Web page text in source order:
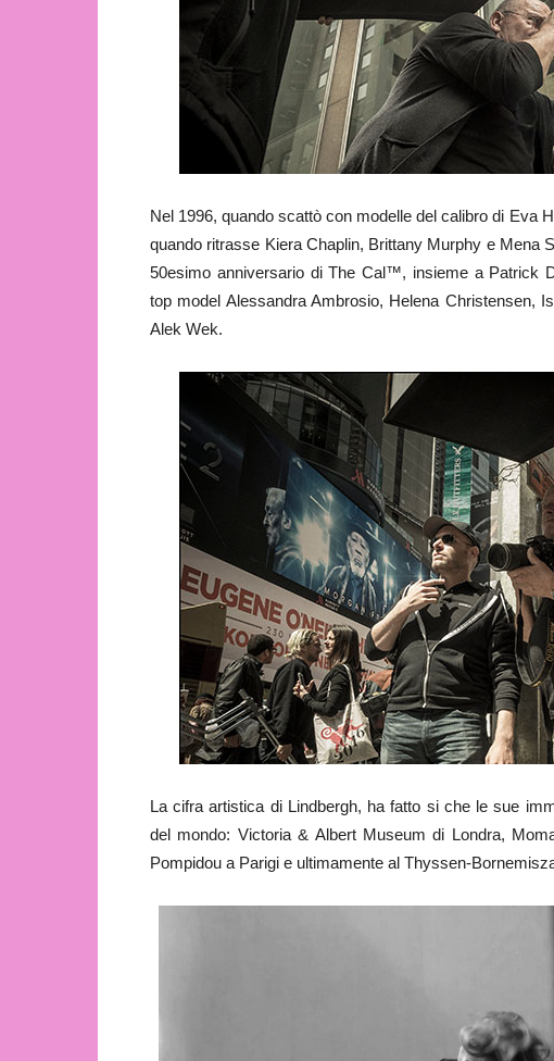
Nel 1996, quando scattò con modelle del calibro di Eva
quando ritrasse Kiera Chaplin, Brittany Murphy e Mena
50esimo anniversario di The Cal™, insieme a Patrick
top model Alessandra Ambrosio, Helena Christensen,
Alek Wek.
La cifra artistica di Lindbergh, ha fatto si che le sue
del mondo: Victoria & Albert Museum di Londra,
Pompidou a Parigi e ultimamente al Thyssen-